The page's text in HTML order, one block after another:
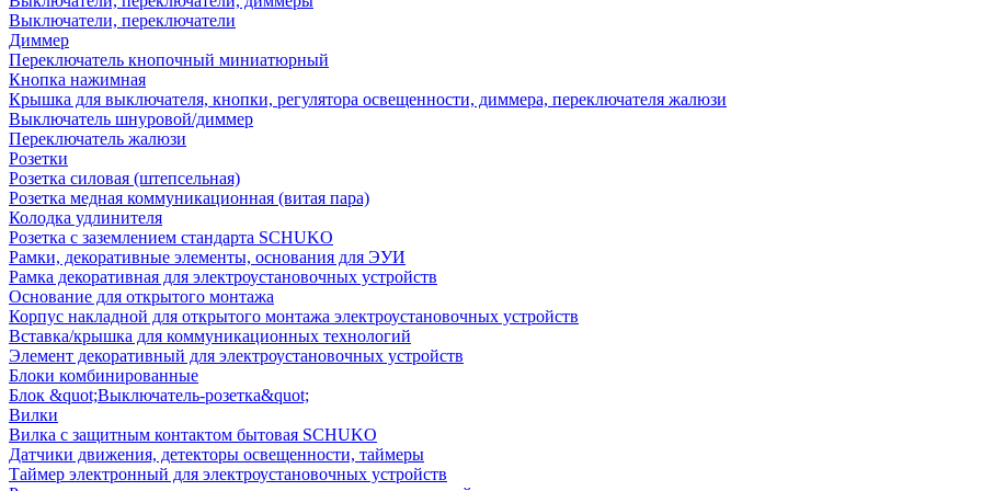
Выключатели, переключатели
Диммер
Переключатель кнопочный миниатюрный
Кнопка нажимная
Крышка для выключателя, кнопки, регулятора освещенности, диммера, переключателя жалюзи
Выключатель шнуровой/диммер
Переключатель жалюзи
Розетки
Розетка силовая (штепсельная)
Розетка медная коммуникационная (витая пара)
Колодка удлинителя
Розетка с заземлением стандарта SCHUKO
Рамки, декоративные элементы, основания для ЭУИ
Рамка декоративная для электроустановочных устройств
Основание для открытого монтажа
Корпус накладной для открытого монтажа электроустановочных устройств
Вставка/крышка для коммуникационных технологий
Элемент декоративный для электроустановочных устройств
Блоки комбинированные
Блок &quot;Выключатель-розетка&quot;
Вилки
Вилка с защитным контактом бытовая SCHUKO
Датчики движения, детекторы освещенности, таймеры
Таймер электронный для электроустановочных устройств